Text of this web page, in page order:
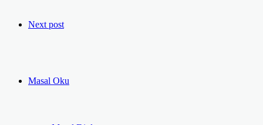
Next post
Masal Oku